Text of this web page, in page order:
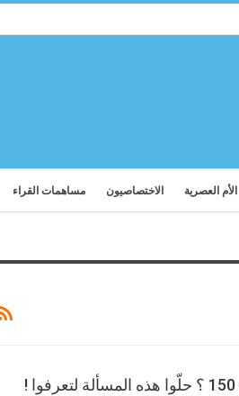
الأم العصرية الاختصاصيون مساهمات القراء